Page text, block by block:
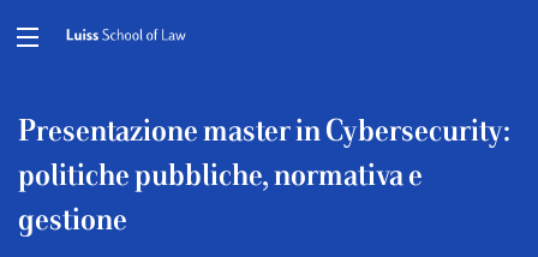
Presentazione master in Cybersecurity:
politiche pubbliche, normativa e
gestione